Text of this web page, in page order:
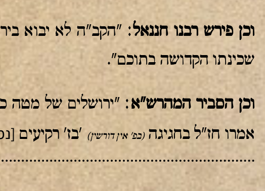
וכן פירש רבנו חננאל: "הקב"ה לא יבוא
שכינתו הקדושה בתוכם".
וכן הסביר המהרש"א: "ירושלים של מטה
אמרו חז"ל בחגיגה(בפ' אין דורשין) 'בז' רקיעים